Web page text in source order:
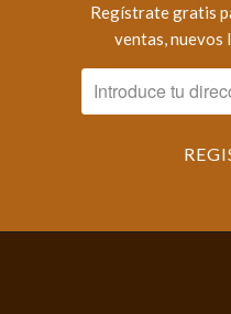
Regístrate gratis
ventas, nuevos